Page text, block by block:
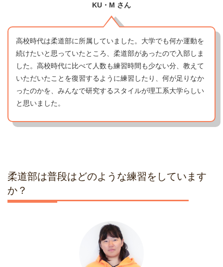
KU・M さん
高校時代は柔道部に所属していました。大学でも何か運動を
続けたいと思っていたところ、柔道部があったので入部しま
した。高校時代に比べて人数も練習時間も少ない分、教えて
いただいたことを復習するように練習したり、何が足りなか
ったのかを、みんなで研究するスタイルが理工系大学らしい
と思いました。
柔道部は普段はどのような練習をしています
か？